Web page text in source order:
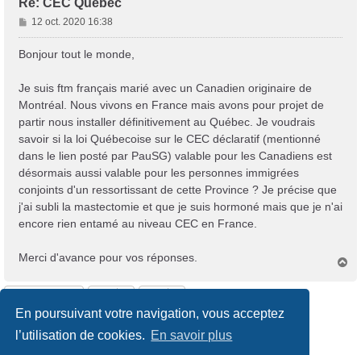
En poursuivant votre navigation, vous acceptez
l’utilisation de cookies. En savoir plus
M
e
s
g
e
12 oct. 2020 16:38
Bonjour tout le monde,
Je suis ftm français marié avec un Canadien originaire de
Montréal. Nous vivons en France mais avons pour projet de
partir nous installer définitivement au Québec. Je voudrais
savoir si la loi Québecoise sur le CEC déclaratif (mentionné
dans le lien posté par PauSG) valable pour les Canadiens est
désormais aussi valable pour les personnes immigrées
conjoints d'un ressortissant de cette Province ? Je précise que
j'ai subli la mastectomie et que je suis hormoné mais que je n'ai
encore rien entamé au niveau CEC en France.
Merci d'avance pour vos réponses.
7 messages • Page1sur1